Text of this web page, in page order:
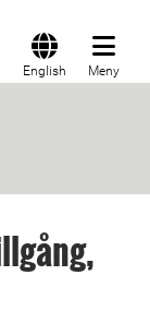
English Meny